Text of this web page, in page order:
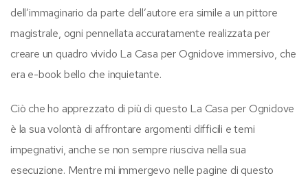
dell’immaginario da parte dell’autore era simile a un pittore
magistrale, ogni pennellata accuratamente realizzata per
creare un quadro vivido La Casa per Ognidove immersivo, che
era e-book bello che inquietante.
Ciò che ho apprezzato di più di questo La Casa per Ognidove
è la sua volontà di affrontare argomenti difficili e temi
impegnativi, anche se non sempre riusciva nella sua
esecuzione. Mentre mi immergevo nelle pagine di questo